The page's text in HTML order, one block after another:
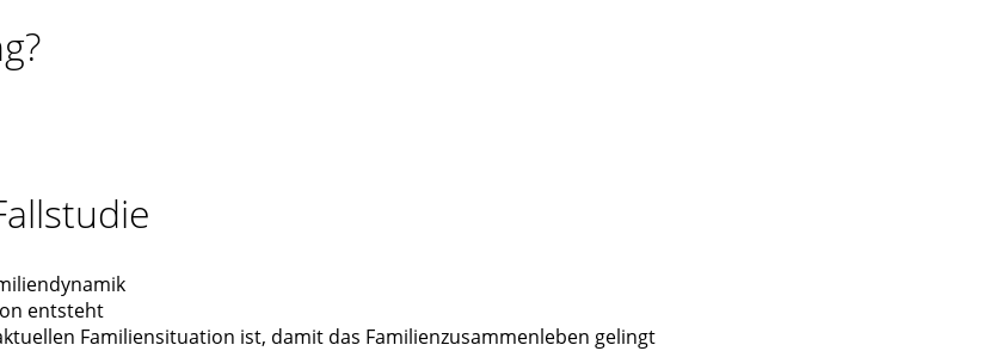
entsteht
Familiensituation ist, damit das Familienzusammenleben gelingt